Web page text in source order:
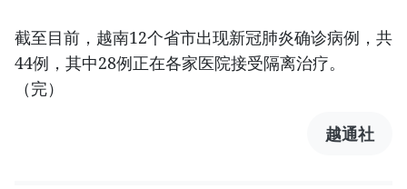
截至目前，越南12个省市出现新冠肺炎确诊病例，共
44例，其中28例正在各家医院接受隔离治疗。
（完）
越通社